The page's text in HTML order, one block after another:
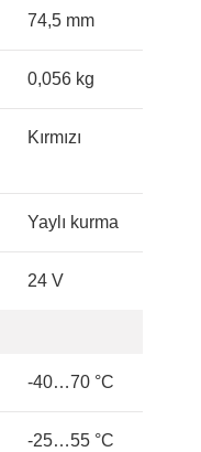
74,5 mm
0,056 kg
Kırmızı
Yaylı kurma
24 V
-40…70 °C
-25…55 °C